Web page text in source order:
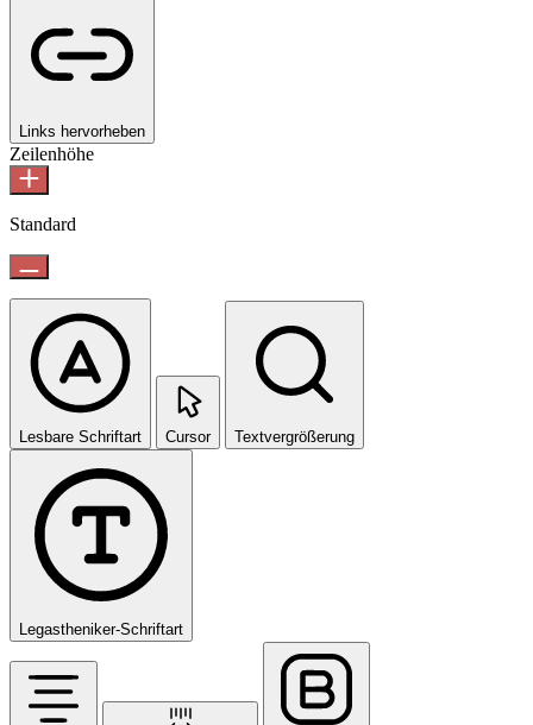
Links hervorheben
Zeilenhöhe
Standard
Lesbare Schriftart Cursor Textvergrößerung
Legastheniker-Schriftart